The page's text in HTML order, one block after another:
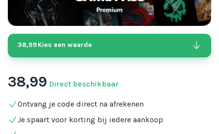
38,99Kies een waarde
38,99 Direct beschikbaar
Ontvang je code direct na afrekenen
Je spaart voor korting bij iedere aankoop